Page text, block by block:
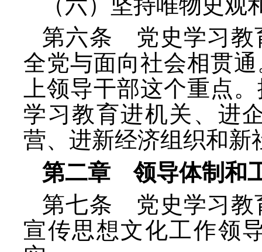
（六）坚持唯物史观
第六条 党史学习教
全党与面向社会相贯
上领导干部这个重点
学习教育进机关、进
营、进新经济组织和新
第二章 领导体制和
第七条 党史学习教
宣传思想文化工作领